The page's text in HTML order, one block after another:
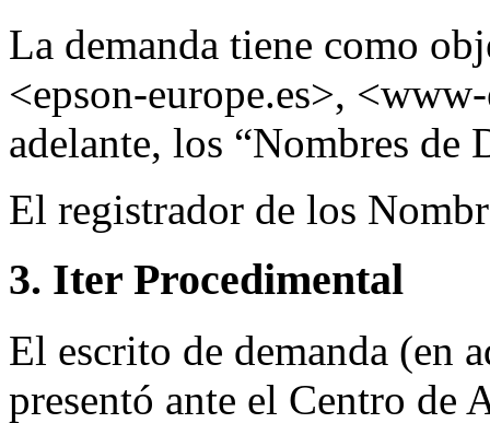
La demanda tiene como
<epson-europe.es>,
adelante, los “Nombres de
El registrador de los
3. Iter Procedimental
El escrito de demanda (en
presentó ante el Centro